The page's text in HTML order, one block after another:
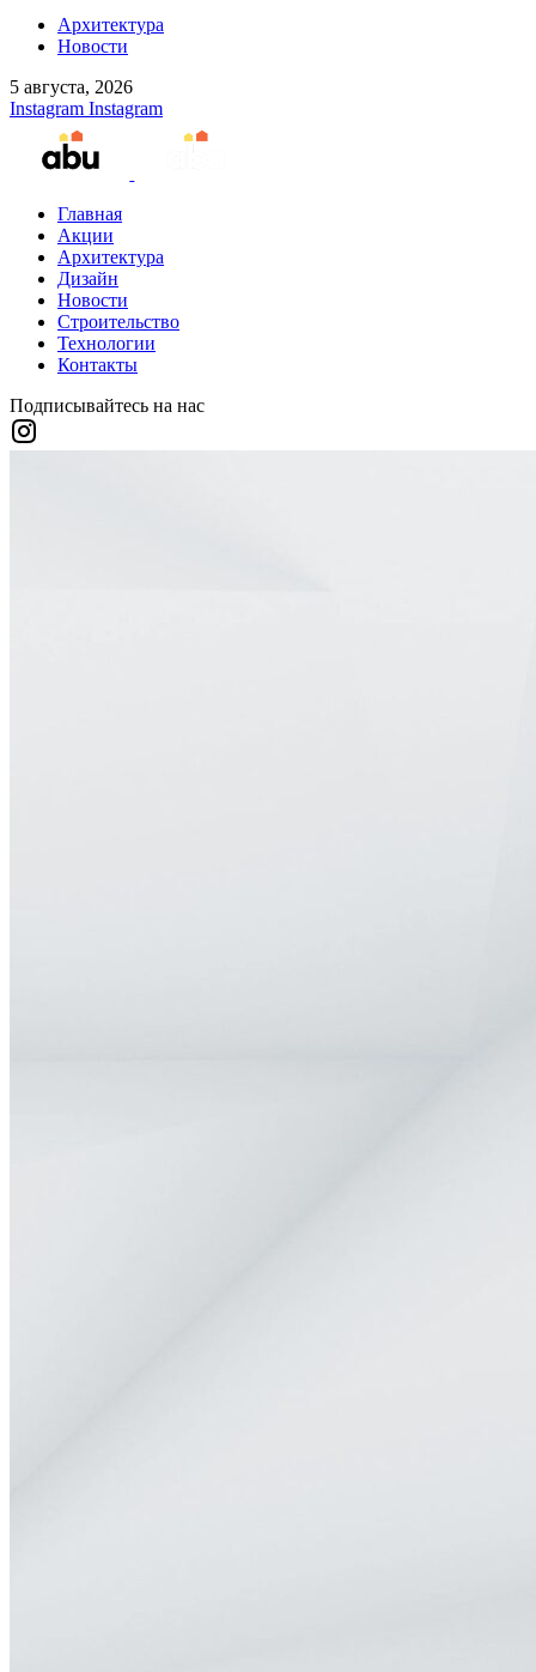
Архитектура
Новости
5 августа, 2026
Instagram Instagram
Главная
Акции
Архитектура
Дизайн
Новости
Строительство
Технологии
Контакты
Подписывайтесь на нас